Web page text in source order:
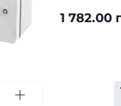
1 782.00